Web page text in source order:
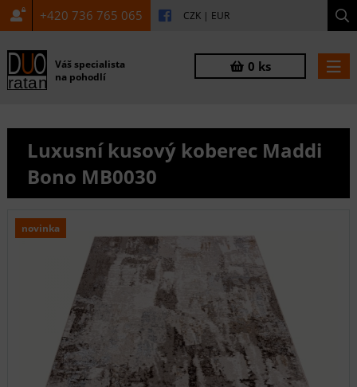
+420 736 765 065 CZK | EUR
Váš specialista
na pohodlí
0 ks
Luxusní kusový koberec Maddi
Bono MB0030
novinka